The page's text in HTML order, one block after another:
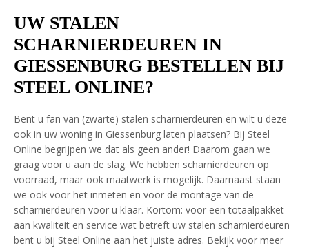
UW STALEN
SCHARNIERDEUREN IN
GIESSENBURG BESTELLEN BIJ
STEEL ONLINE?
Bent u fan van (zwarte) stalen scharnierdeuren en wilt u deze
ook in uw woning in Giessenburg laten plaatsen? Bij Steel
Online begrijpen we dat als geen ander! Daarom gaan we
graag voor u aan de slag. We hebben scharnierdeuren op
voorraad, maar ook maatwerk is mogelijk. Daarnaast staan
we ook voor het inmeten en voor de montage van de
scharnierdeuren voor u klaar. Kortom: voor een totaalpakket
aan kwaliteit en service wat betreft uw stalen scharnierdeuren
bent u bij Steel Online aan het juiste adres. Bekijk voor meer